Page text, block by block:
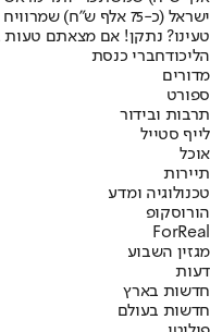
ישראל (כ-75 אלף ש"ח) שמרוויח יותר מיו"ר האופוזיציה (כ-50 אלף ש"ח).
טעינו? נתקן! אם מצאתם
הליכודחברי כנסת
מדורים
ספורט
תרבות ובידור
לייף סטייל
אוכל
תיירות
טכנולוגיה ומדע
הורוסקופ
ForReal
מגזין השבוע
דעות
חדשות בארץ
חדשות בעולם